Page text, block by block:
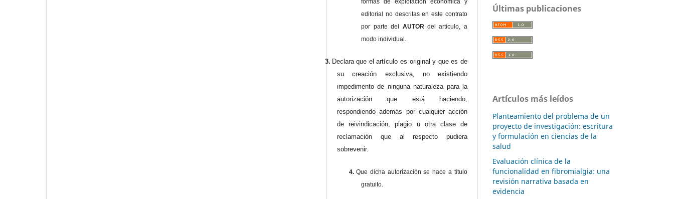
formas de explotación económica y
editorial no descritas en este contrato
por parte del AUTORdel artículo, a
modo individual.
3. Declara que el artículo es original y que es de
su creación exclusiva, no existiendo
impedimento de ninguna naturaleza para la
autorización que está haciendo,
respondiendo además por cualquier acción
de reivindicación, plagio u otra clase de
reclamación que al respecto pudiera
sobrevenir.
4. Que dicha autorización se hace a título
gratuito.
Últimas publicaciones
Artículos más leídos
Planteamiento del problema de un
proyecto de investigación: escritura
y formulación en ciencias de la
salud
Evaluación clínica de la
funcionalidad en fibromialgia: una
revisión narrativa basada en
evidencia